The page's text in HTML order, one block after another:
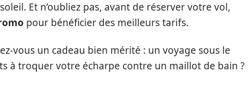
Et n’oubliez pas, avant de réserver votre vol,
pour bénéficier des meilleurs tarifs.
vous un cadeau bien mérité : un voyage sous le
à troquer votre écharpe contre un maillot de bain ?